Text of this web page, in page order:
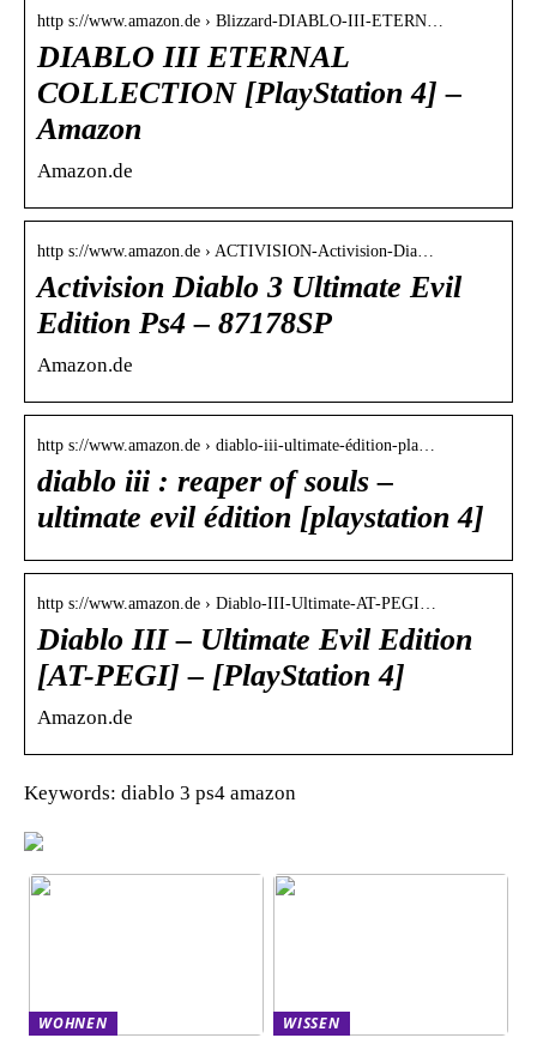
http s://www.amazon.de › Blizzard-DIABLO-III-ETERN…
DIABLO III ETERNAL
COLLECTION [PlayStation 4] –
Amazon
Amazon.de
http s://www.amazon.de › ACTIVISION-Activision-Dia…
Activision Diablo 3 Ultimate Evil
Edition Ps4 – 87178SP
Amazon.de
http s://www.amazon.de › diablo-iii-ultimate-édition-pla…
diablo iii : reaper of souls –
ultimate evil édition [playstation 4]
http s://www.amazon.de › Diablo-III-Ultimate-AT-PEGI…
Diablo III – Ultimate Evil Edition
[AT-PEGI] – [PlayStation 4]
Amazon.de
Keywords: diablo 3 ps4 amazon
WOHNEN
WISSEN